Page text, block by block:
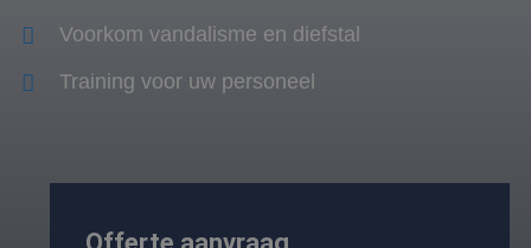
Voorkom vandalisme en diefstal
Training voor uw personeel